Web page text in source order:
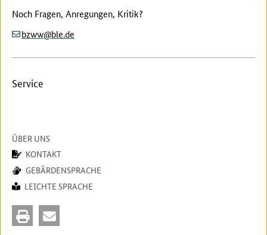
Noch Fragen, Anregungen, Kritik?
bzww (at)
ble(dot)
de
Service
ÜBER UNS
KONTAKT
GEBÄRDENSPRACHE
LEICHTE SPRACHE